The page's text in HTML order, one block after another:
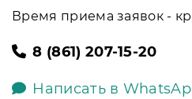
Время приема заявок -
8 (861) 207-15-20
Написать в